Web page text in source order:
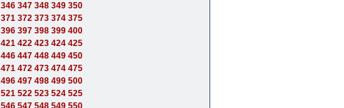
346 347 348 349 350
371 372 373 374 375
396 397 398 399 400
421 422 423 424 425
446 447 448 449 450
471 472 473 474 475
496 497 498 499 500
521 522 523 524 525
546 547 548 549 550